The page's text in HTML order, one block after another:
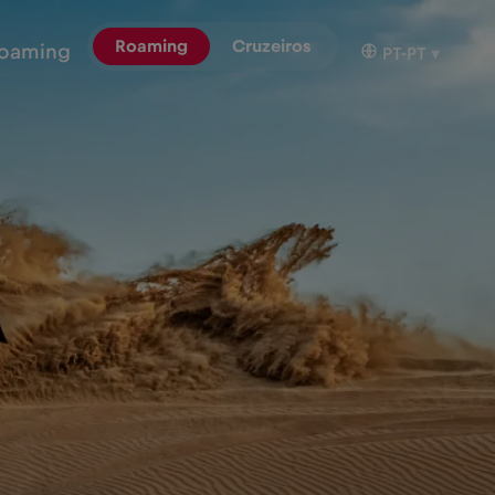
Roaming Cruzeiros PT-PT ▾